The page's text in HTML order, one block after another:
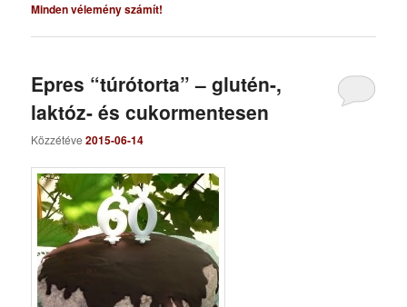
Minden vélemény számít!
Epres “túrótorta” – glutén-,
laktóz- és cukormentesen
Közzétéve2015-06-14